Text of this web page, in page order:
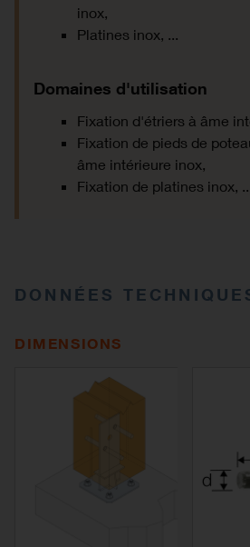
inox,
Platines inox, ...
Domaines d'utilisation
Fixation d'étriers à âme
Fixation de pieds de
âme intérieure inox,
Fixation de platines inox,
DONNÉES
DIMENSIONS